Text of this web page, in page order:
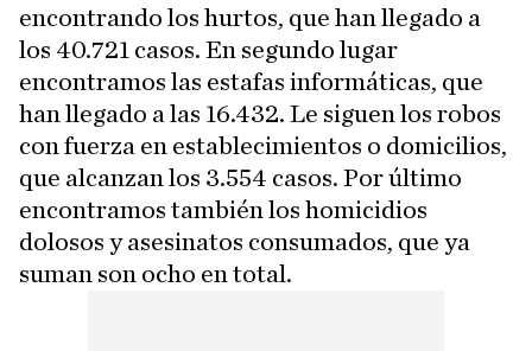
encontrando los hurtos, que han llegado a
los 40.721 casos. En segundo lugar
encontramos las estafas informáticas, que
han llegado a las 16.432. Le siguen los robos
con fuerza en establecimientos o domicilios,
que alcanzan los 3.554 casos. Por último
encontramos también los homicidios
dolosos y asesinatos consumados, que ya
suman son ocho en total.